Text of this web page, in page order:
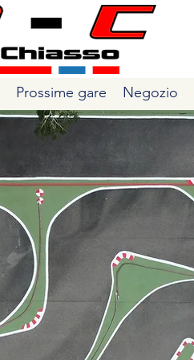
Prossime gare Negozio